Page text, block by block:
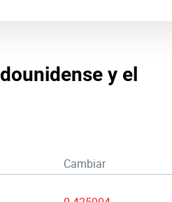
y el
Cambiar